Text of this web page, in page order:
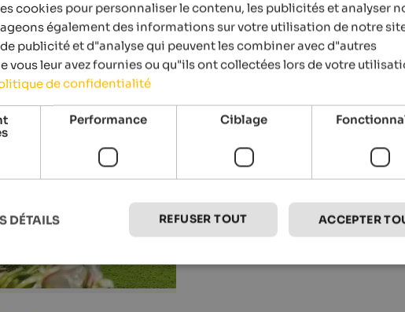
cookies pour personnaliser le contenu, les publicités et analyser
également des informations sur votre utilisation de notre
publicité et d"analyse qui peuvent les combiner avec d"autres
vous leur avez fournies ou qu"ils ont collectées lors de votre
de confidentialité
Performance Ciblage
ACCEPTER
REFUSER TOUT
DÉTAILS